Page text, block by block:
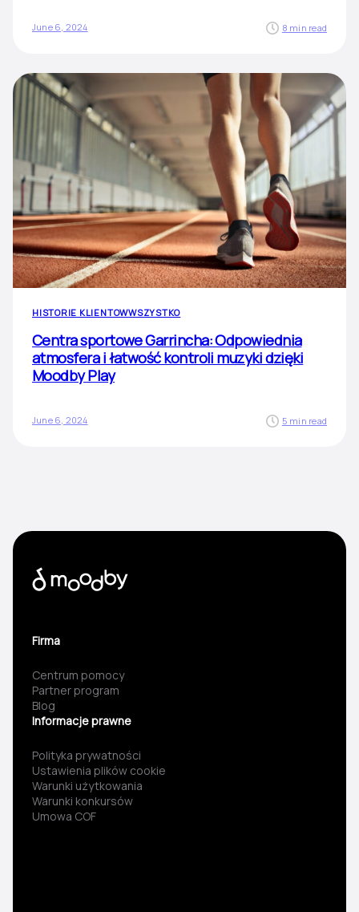
June 6, 2024 8 min read
HISTORIE KLIENTOWWSZYSTKO
Centra sportowe Garrincha: Odpowiednia
atmosfera i łatwość kontroli muzyki dzięki
Moodby Play
June 6, 2024 5 min read
Firma
Centrum pomocy
Partner program
Blog
Informacje prawne
Polityka prywatności
Ustawienia plików cookie
Warunki użytkowania
Warunki konkursów
Umowa COF